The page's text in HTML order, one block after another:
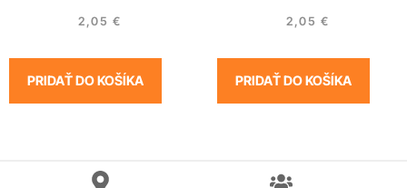
2,05 €
PRIDAŤ DO KOŠÍKA
2,05 €
PRIDAŤ DO KOŠÍKA